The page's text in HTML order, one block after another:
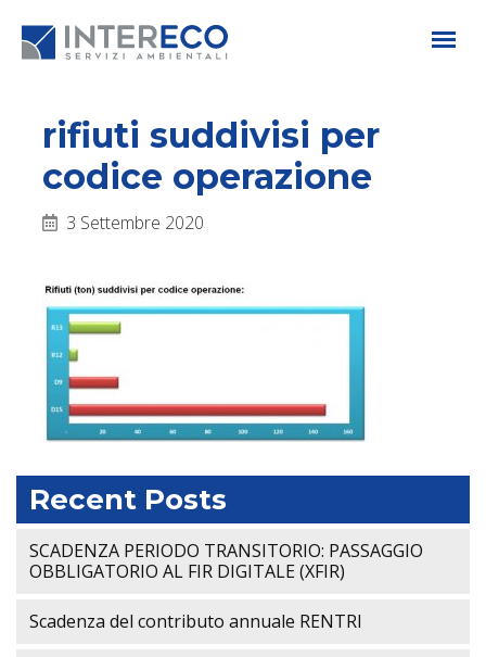
rifiuti suddivisi per
codice operazione
3 Settembre 2020
Recent Posts
SCADENZA PERIODO TRANSITORIO: PASSAGGIO
OBBLIGATORIO AL FIR DIGITALE (XFIR)
Scadenza del contributo annuale RENTRI